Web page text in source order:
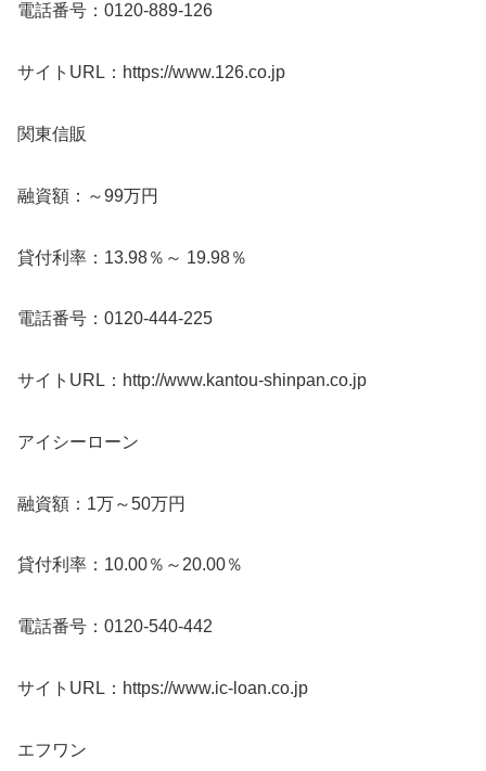
電話番号：0120-889-126
サイトURL：https://www.126.co.jp
関東信販
融資額：～99万円
貸付利率：13.98％～ 19.98％
電話番号：0120-444-225
サイトURL：http://www.kantou-shinpan.co.jp
アイシーローン
融資額：1万～50万円
貸付利率：10.00％～20.00％
電話番号：0120-540-442
サイトURL：https://www.ic-loan.co.jp
エフワン